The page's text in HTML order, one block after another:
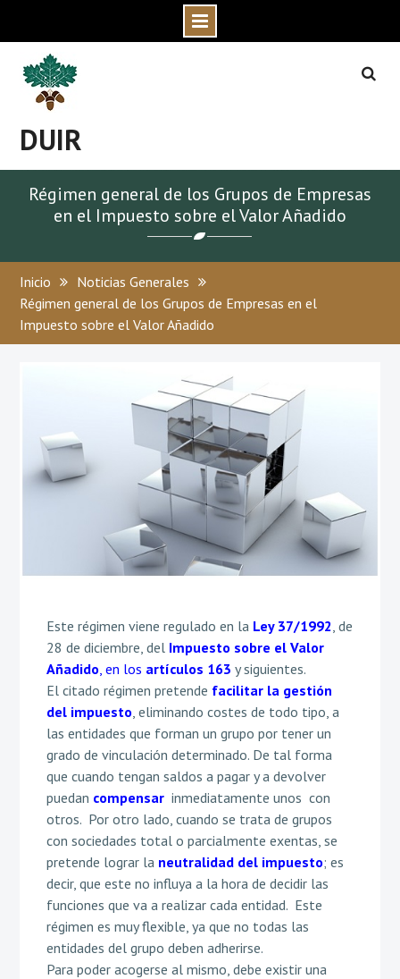
content
DUIR
Régimen general de los Grupos de Empresas
en el Impuesto sobre el Valor Añadido
Inicio
Noticias Generales
Régimen general de los Grupos de Empresas en el
Impuesto sobre el Valor Añadido
Este régimen viene regulado en la Ley 37/1992 , de
28 de diciembre, del Impuesto sobre el Valor
Añadido , en los artículos 163 y siguientes.
El citado régimen pretende facilitar la gestión
del impuesto , eliminando costes de todo tipo, a
las entidades que forman un grupo por tener un
grado de vinculación determinado. De tal forma
que cuando tengan saldos a pagar y a devolver
puedan compensar inmediatamente unos con
otros. Por otro lado, cuando se trata de grupos
con sociedades total o parcialmente exentas, se
pretende lograr la neutralidad del impuesto; es
decir, que este no influya a la hora de decidir las
funciones que va a realizar cada entidad. Este
régimen es muy flexible, ya que no todas las
entidades del grupo deben adherirse.
Para poder acogerse al mismo, debe existir una